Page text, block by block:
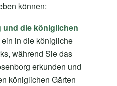
können:
die königlichen
in die königliche
während Sie das
erkunden und
königlichen Gärten